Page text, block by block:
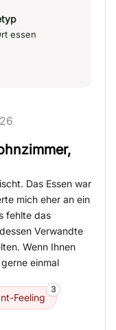
essen
Das Essen war
mich eher an ein
fehlte das
Verwandte
Wenn Ihnen
einmal
Feeling
3